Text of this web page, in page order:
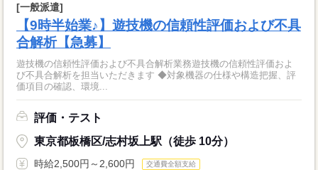
[一般派遣]
【9時半始業♪】遊技機の信頼性評価および不具
合解析【急募】
遊技機の信頼性評価および不具合解析業務遊技機の信頼性評価およ
び不具合解析を担当いただきます ◆対象機器の仕様や構造把握、評
価項目の確認、環境...
評価・テスト
東京都板橋区/志村坂上駅（徒歩 10分）
時給2,500円～2,600円 交通費全額支給